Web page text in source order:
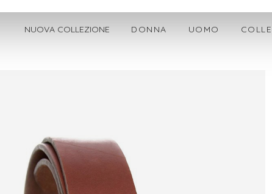
NUOVA COLLEZIONE DONNA UOMO